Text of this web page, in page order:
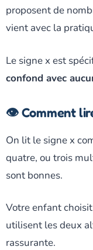
proposent de
vient avec la
Le signe x est
confond avec
👁️ Comment
On lit le signe x
quatre, ou trois
sont bonnes.
Votre enfant
utilisent les deux
rassurante.